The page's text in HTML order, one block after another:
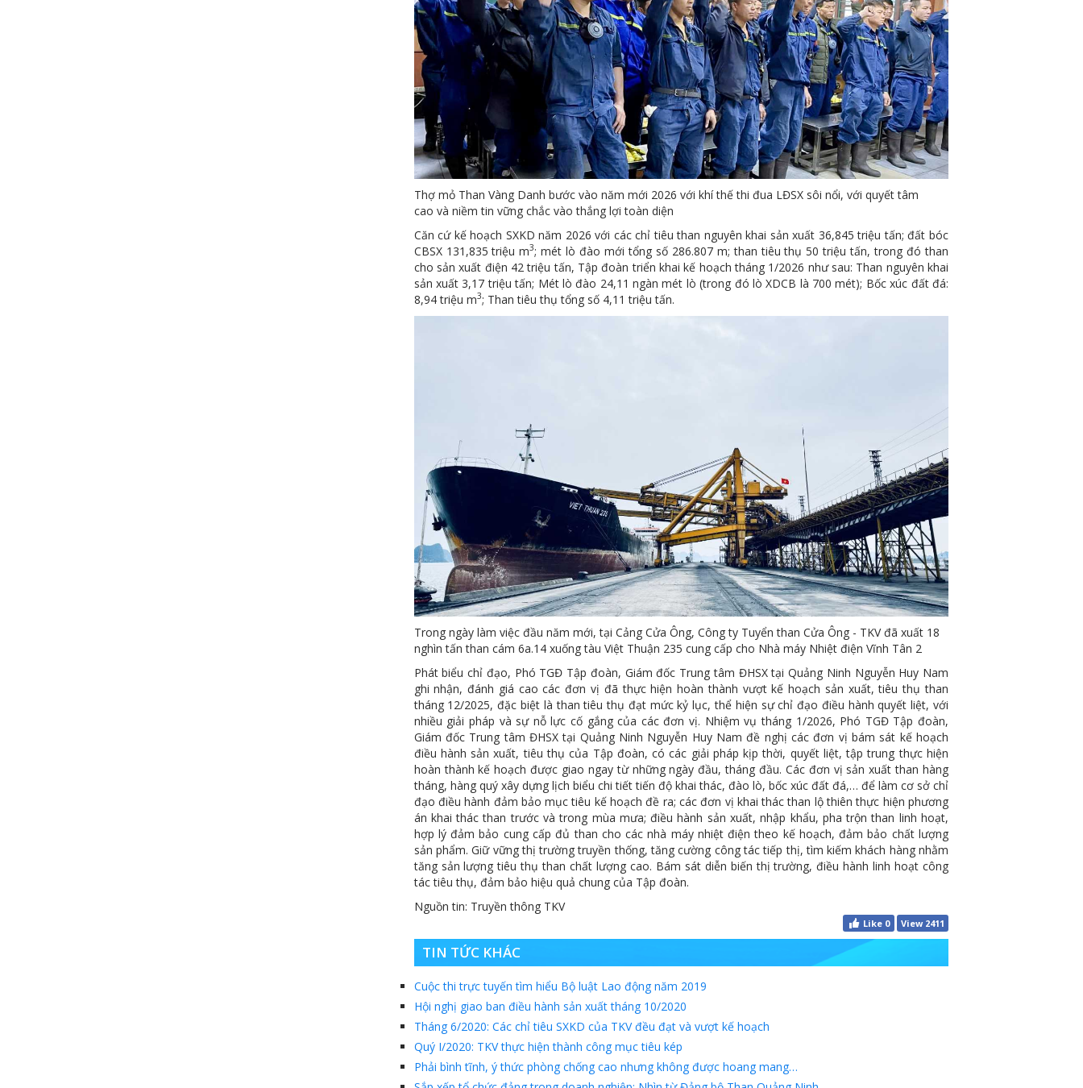
Thợ mỏ Than Vàng Danh bước vào năm mới 2026 với khí thế thi đua LĐSX sôi nổi, với quyết tâm
cao và niềm tin vững chắc vào thắng lợi toàn diện
Căn cứ kế hoạch SXKD năm 2026 với các chỉ tiêu than nguyên khai sản xuất 36,845 triệu tấn; đất bóc
CBSX 131,835 triệu m3; mét lò đào mới tổng số 286.807 m; than tiêu thụ 50 triệu tấn, trong đó than
cho sản xuất điện 42 triệu tấn, Tập đoàn triển khai kế hoạch tháng 1/2026 như sau: Than nguyên khai
sản xuất 3,17 triệu tấn; Mét lò đào 24,11 ngàn mét lò (trong đó lò XDCB là 700 mét); Bốc xúc đất đá:
8,94 triệu m3; Than tiêu thụ tổng số 4,11 triệu tấn.
Trong ngày làm việc đầu năm mới, tại Cảng Cửa Ông, Công ty Tuyển than Cửa Ông - TKV đã xuất 18
nghìn tấn than cám 6a.14 xuống tàu Việt Thuận 235 cung cấp cho Nhà máy Nhiệt điện Vĩnh Tân 2
Phát biểu chỉ đạo, Phó TGĐ Tập đoàn, Giám đốc Trung tâm ĐHSX tại Quảng Ninh Nguyễn Huy Nam
ghi nhận, đánh giá cao các đơn vị đã thực hiện hoàn thành vượt kế hoạch sản xuất, tiêu thụ than
tháng 12/2025, đặc biệt là than tiêu thụ đạt mức kỷ lục, thể hiện sự chỉ đạo điều hành quyết liệt, với
nhiều giải pháp và sự nỗ lực cố gắng của các đơn vị. Nhiệm vụ tháng 1/2026, Phó TGĐ Tập đoàn,
Giám đốc Trung tâm ĐHSX tại Quảng Ninh Nguyễn Huy Nam đề nghị các đơn vị bám sát kế hoạch
điều hành sản xuất, tiêu thụ của Tập đoàn, có các giải pháp kịp thời, quyết liệt, tập trung thực hiện
hoàn thành kế hoạch được giao ngay từ những ngày đầu, tháng đầu. Các đơn vị sản xuất than hàng
tháng, hàng quý xây dựng lịch biểu chi tiết tiến độ khai thác, đào lò, bốc xúc đất đá,… để làm cơ sở chỉ
đạo điều hành đảm bảo mục tiêu kế hoạch đề ra; các đơn vị khai thác than lộ thiên thực hiện phương
án khai thác than trước và trong mùa mưa; điều hành sản xuất, nhập khẩu, pha trộn than linh hoạt,
hợp lý đảm bảo cung cấp đủ than cho các nhà máy nhiệt điện theo kế hoạch, đảm bảo chất lượng
sản phẩm. Giữ vững thị trường truyền thống, tăng cường công tác tiếp thị, tìm kiếm khách hàng nhằm
tăng sản lượng tiêu thụ than chất lượng cao. Bám sát diễn biến thị trường, điều hành linh hoạt công
tác tiêu thụ, đảm bảo hiệu quả chung của Tập đoàn.
Nguồn tin: Truyền thông TKV
Like 0 View 2411
TIN TỨC KHÁC
Cuộc thi trực tuyến tìm hiểu Bộ luật Lao động năm 2019
Hội nghị giao ban điều hành sản xuất tháng 10/2020
Tháng 6/2020: Các chỉ tiêu SXKD của TKV đều đạt và vượt kế hoạch
Quý I/2020: TKV thực hiện thành công mục tiêu kép
Phải bình tĩnh, ý thức phòng chống cao nhưng không được hoang mang…